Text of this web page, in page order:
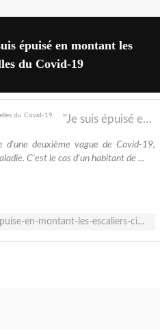
épuisé en montant les
du Covid-19
"Je suis épuisé en montant les escaliers" : cinq mois après, toujours des séquelles du Covid-19
d'une deuxième vague de Covid-19,
C'est le cas d'un habitant de ...
https://www.francebleu.fr/infos/sante-sciences/je-suis-epuise-en-montant-les-escaliers-cinq-mois-apres-toujours-des-sequelles-du-covid-19-1597078050